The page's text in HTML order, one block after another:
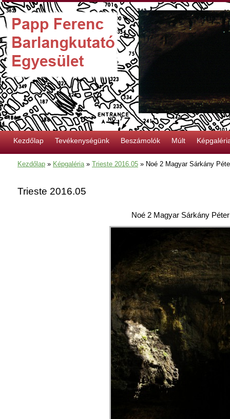
Kezdőlap Tevékenységünk Beszámolók Múlt
Kezdőlap » Képgaléria» Trieste 2016.05 » Noé 2 Magyar Sárkány
Trieste 2016.05
Noé 2 Magyar Sárkány